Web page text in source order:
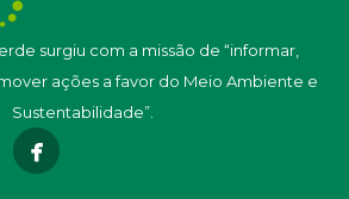
surgiu com a missão de “informar,
ações a favor do Meio Ambiente e
Sustentabilidade”.